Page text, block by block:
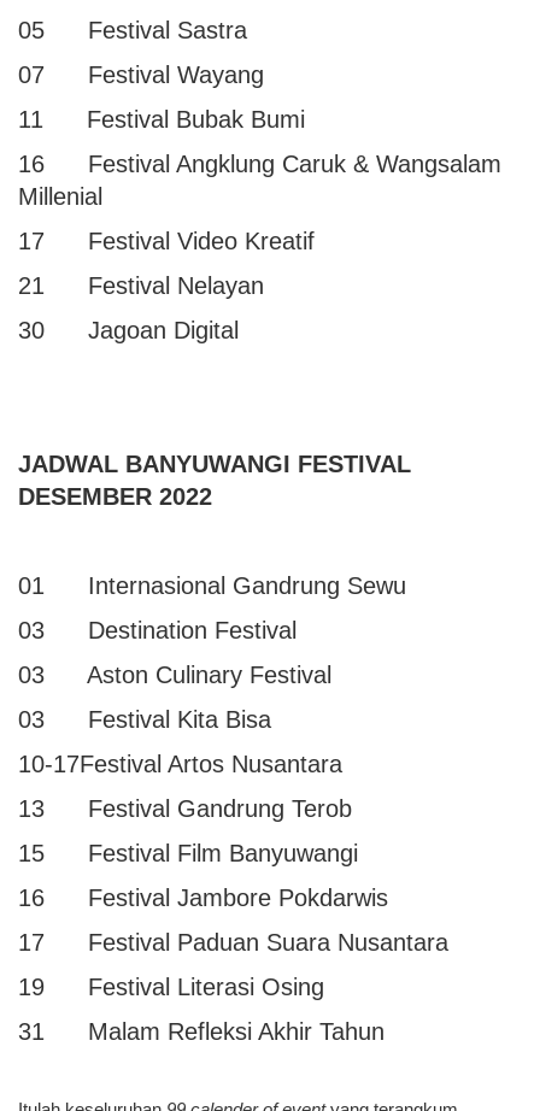
05 Festival Sastra
07 Festival Wayang
11 Festival Bubak Bumi
16 Festival Angklung Caruk & Wangsalam
Millenial
17 Festival Video Kreatif
21 Festival Nelayan
30 Jagoan Digital
JADWAL BANYUWANGI FESTIVAL
DESEMBER 2022
01 Internasional Gandrung Sewu
03 Destination Festival
03 Aston Culinary Festival
03 Festival Kita Bisa
10-17Festival Artos Nusantara
13 Festival Gandrung Terob
15 Festival Film Banyuwangi
16 Festival Jambore Pokdarwis
17 Festival Paduan Suara Nusantara
19 Festival Literasi Osing
31 Malam Refleksi Akhir Tahun